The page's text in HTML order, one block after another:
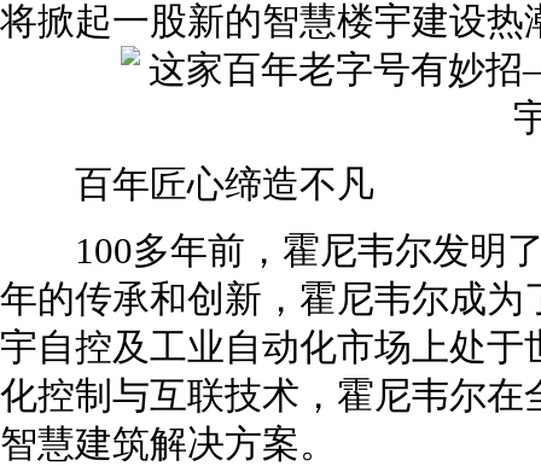
将掀起一股新的智慧楼宇建设热
百年匠心缔造不凡
100多年前，霍尼韦尔发明了
年的传承和创新，霍尼韦尔成
宇自控及工业自动化市场上处
化控制与互联技术，霍尼韦尔
智慧建筑解决方案。